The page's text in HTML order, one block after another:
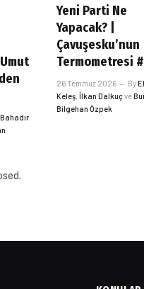
Bahadır
Yeni Parti Ne
Yapacak? |
Çavuşesku’nun
Termometresi
26 Temmuz 2026 By
Keleş, İlkan Dalkuçve
Bilgehan Özpek